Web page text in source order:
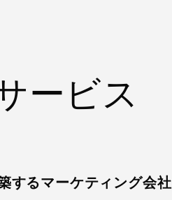
ービス
するマーケティング会社